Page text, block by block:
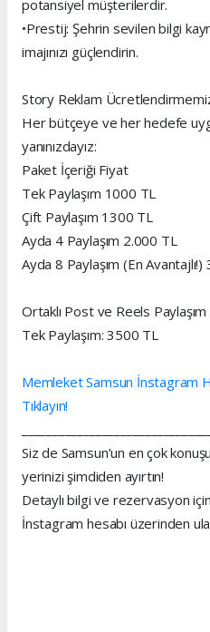
potansiyel müşterilerdir.
•Prestij: Şehrin sevilen bilgi
imajınızı güçlendirin.
Story Reklam
Her bütçeye ve her hedefe
yanınızdayız:
Paket İçeriği Fiyat
Tek Paylaşım 1000 TL
Çift Paylaşım 1300 TL
Ayda 4 Paylaşım 2.000 TL
Ayda 8 Paylaşım (En
Ortaklı Post ve Reels
Tek Paylaşım: 3500 TL
Memleket Samsun İnstagram
Tıklayın!
Siz de Samsun’un en çok
yerinizi şimdiden ayırtın!
Detaylı bilgi ve rezervasyon
İnstagram hesabı üzerinden